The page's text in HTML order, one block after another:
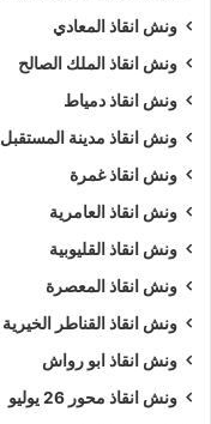
ونش انقاذ المعادي
ونش انقاذ الملك الصالح
ونش انقاذ دمياط
ونش انقاذ مدينة المستقبل
ونش انقاذ غمرة
ونش انقاذ العامرية
ونش انقاذ القليوبية
ونش انقاذ المعصرة
ونش انقاذ القناطر الخيرية
ونش انقاذ ابو رواش
ونش انقاذ محور 26 يوليو